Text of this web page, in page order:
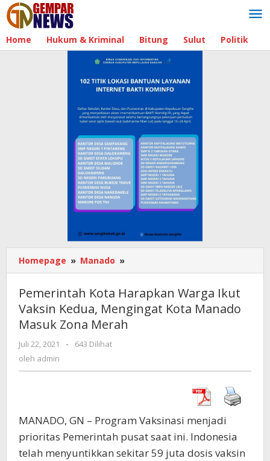
Lewati
ke
konten
Home Hukum & Kriminal Bitung Sulut Politik
Homepage » Manado »
Kota
Warga
Ikut
Vaksin
Manado
Pemerintah Kota Harapkan Warga Ikut
Vaksin Kedua, Mengingat Kota Manado
Masuk Zona Merah
Juli 22, 2021
oleh
-
643 Dilihat
oleh admin
MANADO, GN – Program Vaksinasi menjadi
prioritas Pemerintah pusat saat ini. Indonesia
telah menyuntikkan sekitar 59 juta dosis vaksin